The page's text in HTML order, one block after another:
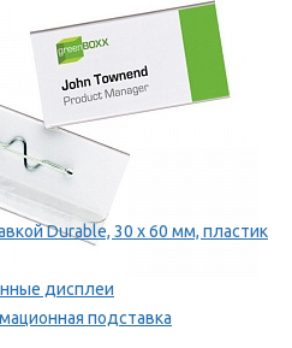
Durable, 30 х 60 мм, пластик
дисплеи
подставка